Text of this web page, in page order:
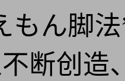
もん脚
断创造